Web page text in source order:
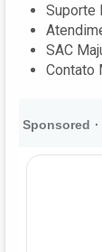
Suporte
SAC
Contato